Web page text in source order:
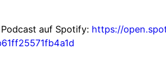
auf Spotify: https://